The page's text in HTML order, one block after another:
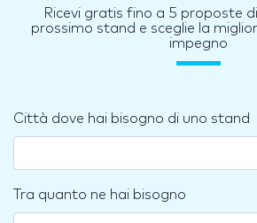
Ricevi gratis fino a 5 proposte
prossimo stand e sceglie la
impegno
Città dove hai bisogno di uno stand
Tra quanto ne hai bisogno